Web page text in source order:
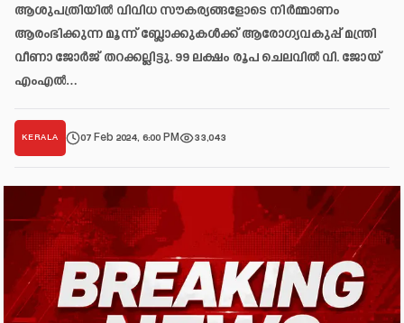
ആശുപത്രിയിൽ വിവിധ സൗകര്യങ്ങളോടെ നിർമ്മാണം
ആരംഭിക്കുന്ന മൂന്ന് ബ്ലോക്കുകൾക്ക് ആരോഗ്യവകുപ്പ് മന്ത്രി
വീണാ ജോർജ് തറക്കല്ലിട്ടു. 99 ലക്ഷം രൂപ ചെലവിൽ വി. ജോയ്
എംഎൽ…
KERALA 07 Feb 2024, 6:00 PM 33,043